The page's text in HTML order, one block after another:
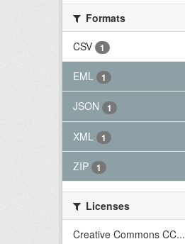
Formats
CSV
1
EML 1
JSON 1
XML 1
ZIP 1
Licenses
Creative Commons CC...